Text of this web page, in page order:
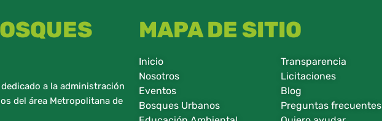
a la administración
del área Metropolitana de
MAPA DE SITIO
Inicio
Nosotros
Eventos
Bosques Urbanos
Transparencia
Licitaciones
Blog
Preguntas frecuentes